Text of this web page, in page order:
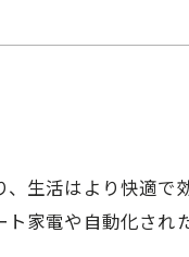
生活はより快適で
家電や自動化され